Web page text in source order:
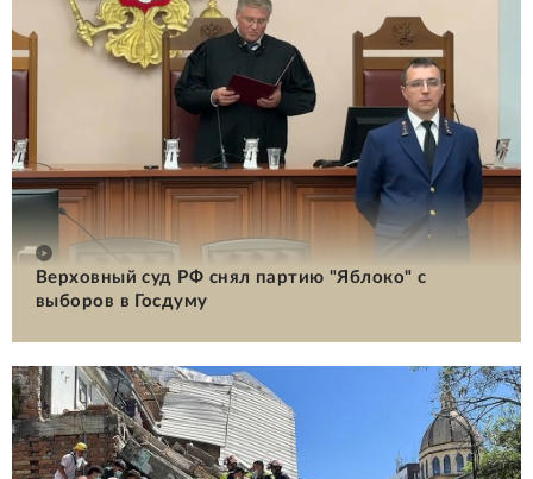
Верховный суд РФ снял партию "Яблоко" с
выборов в Госдуму